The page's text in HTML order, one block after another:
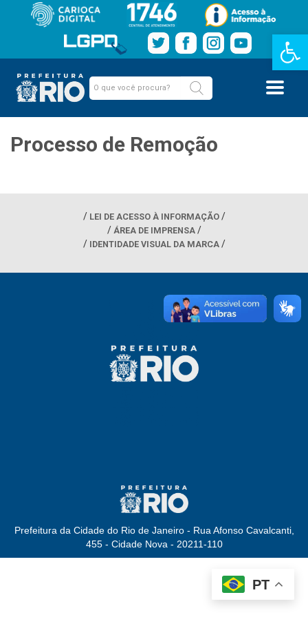
Barra de
Processo de Remoção
LEI DE ACESSO À INFORMAÇÃO
ÁREA DE IMPRENSA
IDENTIDADE VISUAL DA MARCA
Prefeitura da Cidade do Rio de Janeiro - Rua Afonso Cavalcanti,
455 - Cidade Nova - 20211-110
PT